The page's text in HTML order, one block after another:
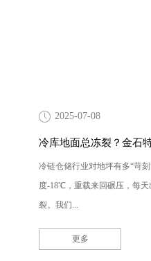
2025-07-08
冷库地面总冻裂？金石
冷链仓储行业对地坪有多“苛
度-18℃，重载来回碾压，每
裂。我们...
更多